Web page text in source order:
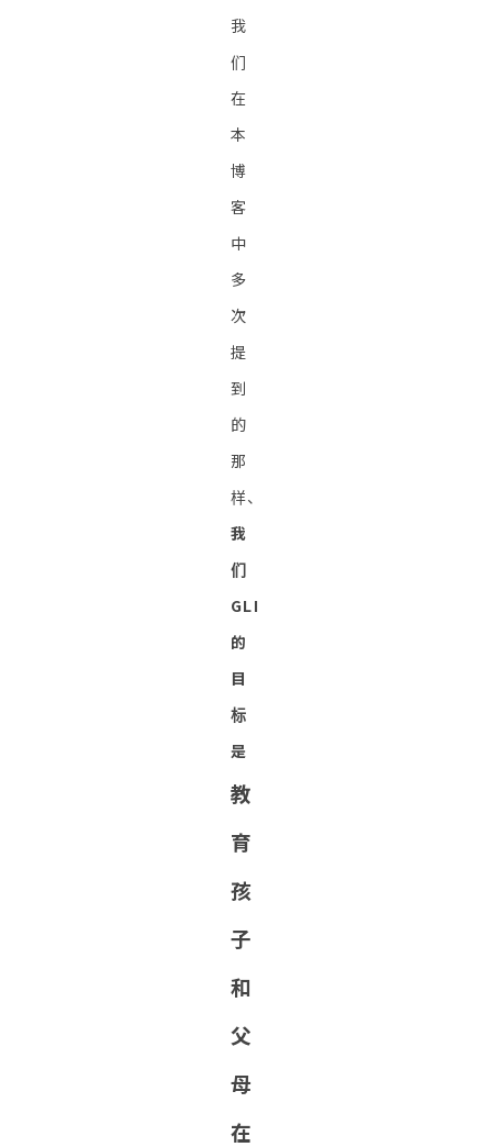
我
们
在
本
博
客
中
多
次
提
到
的
那
样、
我
们
GLI
的
目
标
是
教
育
孩
子
和
父
母
在